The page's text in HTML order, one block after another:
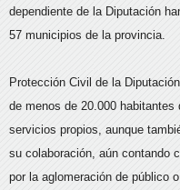
dependiente de la Diputación
57 municipios de la provincia.
Protección Civil de la
de menos de 20.000
servicios propios, aunque
su colaboración, aún contando
por la aglomeración de público